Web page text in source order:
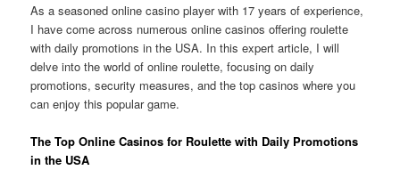
As a seasoned online casino player with 17 years of experience,
I have come across numerous online casinos offering roulette
with daily promotions in the USA. In this expert article, I will
delve into the world of online roulette, focusing on daily
promotions, security measures, and the top casinos where you
can enjoy this popular game.
The Top Online Casinos for Roulette with Daily Promotions
in the USA